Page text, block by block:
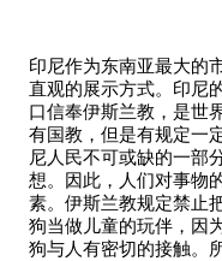
印尼作为东南亚最大的
直观的展示方式。印尼
口信奉伊斯兰教，是世
有国教，但是有规定一
尼人民不可或缺的一部
想。因此，人们对事物
素。伊斯兰教规定禁止
狗当做儿童的玩伴，因
狗与人有密切的接触。